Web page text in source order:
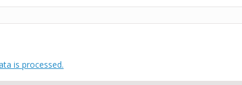
is processed.